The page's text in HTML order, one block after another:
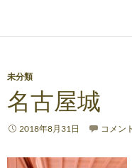
未分類
名古屋城
2018年8月31日 コメン